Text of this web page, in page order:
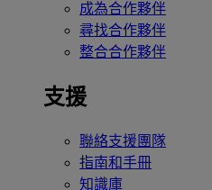
成為合作夥伴
尋找合作夥伴
整合合作夥伴
支援
聯絡支援團隊
指南和手冊
知識庫